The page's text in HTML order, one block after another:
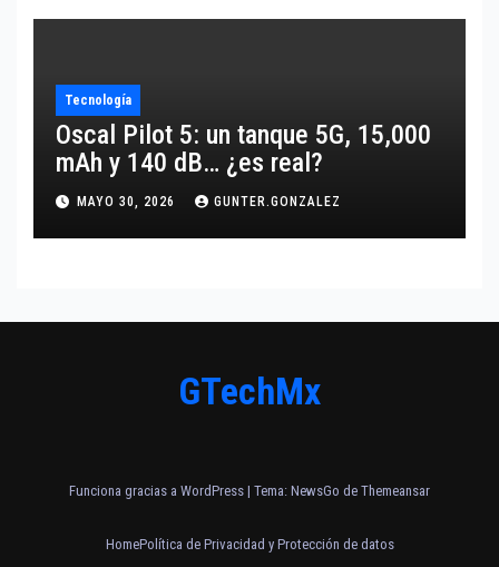
Tecnología
Oscal Pilot 5: un tanque 5G, 15,000
mAh y 140 dB… ¿es real?
MAYO 30, 2026 GUNTER.GONZALEZ
GTechMx
Funciona gracias a WordPress | Tema: NewsGo de Themeansar
HomePolítica de Privacidad y Protección de datos